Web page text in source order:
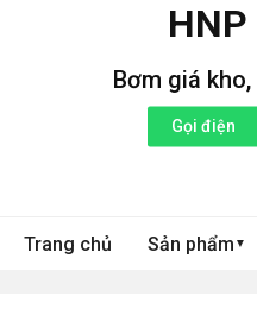
Bơm giá
Gọi điện
Trang chủ Sản phẩm ▼